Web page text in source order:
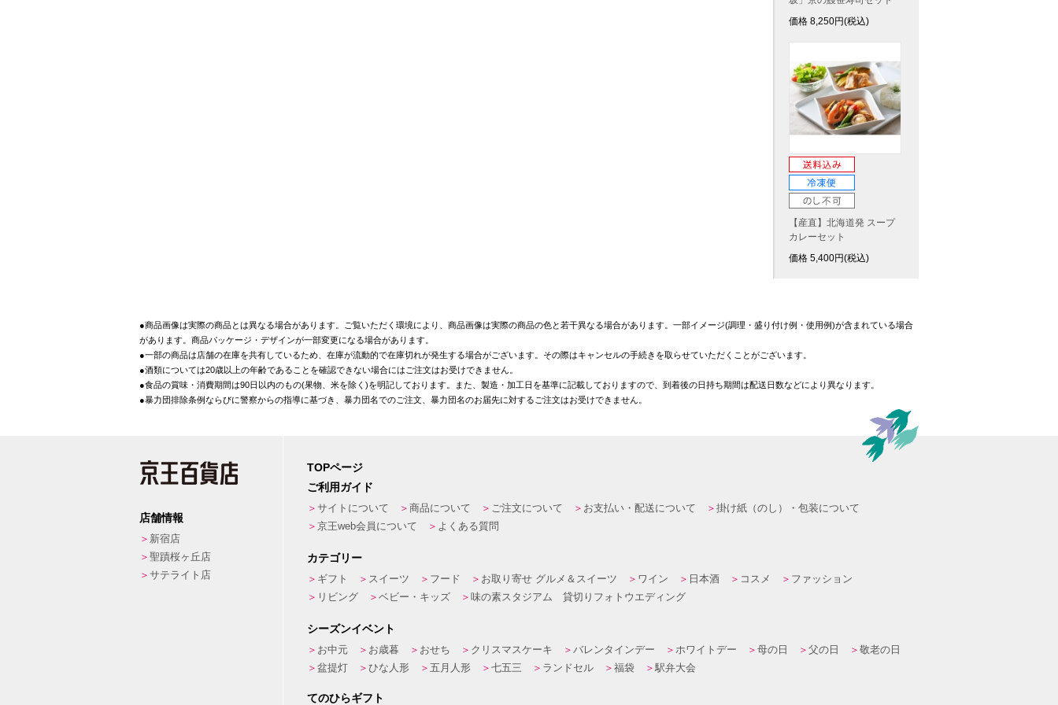
価格 8,250円(税込)
【産直】北海道発 スープ
カレーセット
価格 5,400円(税込)
●商品画像は実際の商品とは異なる場合があります。ご覧いただく環境により、商品画像は実際の商品の色と若干異なる場合があります。一部イメージ(調理・盛り付け例・使用例)が含まれている場合
があります。商品パッケージ・デザインが一部変更になる場合があります。
●一部の商品は店舗の在庫を共有しているため、在庫が流動的で在庫切れが発生する場合がございます。その際はキャンセルの手続きを取らせていただくことがございます。
●酒類については20歳以上の年齢であることを確認できない場合にはご注文はお受けできません。
●食品の賞味・消費期間は90日以内のもの(果物、米を除く)を明記しております。また、製造・加工日を基準に記載しておりますので、到着後の日持ち期間は配送日数などにより異なります。
●暴力団排除条例ならびに警察からの指導に基づき、暴力団名でのご注文、暴力団名のお届先に対するご注文はお受けできません。
店舗情報
新宿店
聖蹟桜ヶ丘店
サテライト店
TOPページ
ご利用ガイド
サイトについて 商品について ご注文について お支払い・配送について
掛け紙（のし）・包装について
京王web会員について
よくある質問
カテゴリー
ギフト スイーツ フード お取り寄せ グルメ＆スイーツ ワイン 日本酒 コスメ
ファッション
リビング
ベビー・キッズ 味の素スタジアム 貸切りフォトウエディング
シーズンイベント
お中元 お歳暮 おせち クリスマスケーキ バレンタインデー ホワイトデー 母の日 父の日
敬老の日
盆提灯
ひな人形 五月人形 七五三 ランドセル 福袋 駅弁大会
てのひらギフト